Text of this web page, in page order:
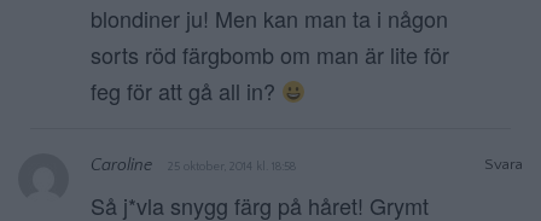
blondiner ju! Men kan man ta i någon
sorts röd färgbomb om man är lite för
feg för att gå all in?
Svara
Caroline 25 oktober, 2014 kl. 18:58
Så j*vla snygg färg på håret! Grymt